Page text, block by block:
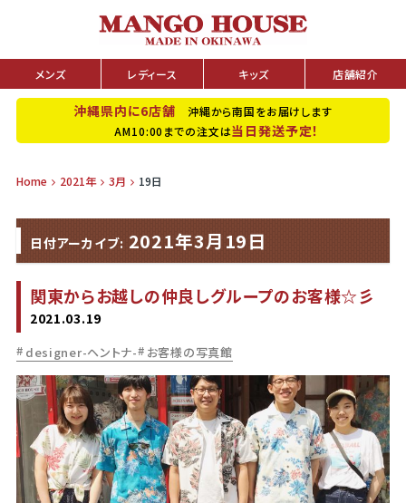
メンズ レディース キッズ 店舗紹介
沖縄県内に6店舗 沖縄から南国をお届けします
AM10:00までの注文は当日発送予定！
Home 2021年 3月 19日
日付アーカイブ: 2021年3月19日
関東からお越しの仲良しグループのお客様☆彡
2021.03.19
designer-ヘントナ- お客様の写真館